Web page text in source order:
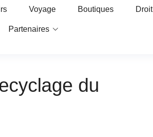
Voyage Boutiques Droit
Partenaires
du